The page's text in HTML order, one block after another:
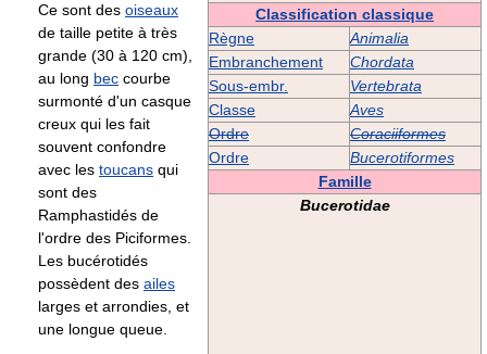
Classification classique
Règne
Animalia
Embranchement
Chordata
Sous-embr.
Vertebrata
Classe
Aves
Ordre
Coraciiformes
Ordre
Bucerotiformes
Famille
Bucerotidae
Ce sont des oiseaux
de taille petite à très
grande (30 à 120 cm),
au long bec courbe
surmonté d'un casque
creux qui les fait
souvent confondre
avec les toucans qui
sont des
Ramphastidés de
l'ordre des Piciformes.
Les bucérotidés
possèdent des ailes
larges et arrondies, et
une longue queue.